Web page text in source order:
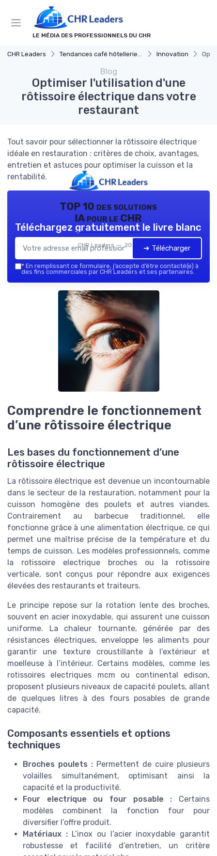
LE MÉDIA DES PROFESSIONNELS DU CHR
CHR Leaders Tendances café hôtellerie et restauration Innovation
Blog
Optimiser l'utilisation d'une
rôtissoire électrique dans votre
restaurant
Tout savoir pour sélectionner la rôtissoire électrique
idéale en restauration : critères de choix, avantages,
entretien et astuces pour optimiser la cuisson et la
rentabilité.
TOP 10 des solutions
IA pour le CHR
CHR Leaders — 2026
Téléchargez gratuitement le livre blanc
➔ Télécharger
* En remplissant ce formulaire, j’accepte d’être contacté(e) à
des fins commerciales par CHR Leaders et ses partenaires.
Comprendre le fonctionnement
d’une rôtissoire électrique
Les bases du fonctionnement d’une
rôtissoire électrique
La rôtissoire électrique est devenue un incontournable
dans le secteur de la restauration, notamment pour la
cuisson homogène des poulets et autres viandes.
Contrairement au barbecue traditionnel, elle
fonctionne grâce à une alimentation électrique, ce qui
permet une maîtrise précise de la température et du
temps de cuisson. Les modèles professionnels, comme
la rotissoire electrique broches ou la rotissoire
verticale, sont conçus pour répondre aux exigences
élevées des restaurants et traiteurs.
Le principe repose sur la rotation lente des broches,
souvent en acier inoxydable, qui assurent une cuisson
uniforme. La chaleur tournante, générée par des
résistances électriques, enveloppe les aliments pour
garantir une texture croustillante à l’extérieur et
moelleuse à l’intérieur. Certains modèles, comme les
rotissoires electriques mcm ou continental edison,
proposent plusieurs niveaux de capacité poulets, allant
de quelques litres à des fours posables de grande
capacité.
Composants essentiels et options
techniques
Broches poulets : Permettent de cuire plusieurs
volailles simultanément, optimisant ainsi la
capacité et la productivité.
Four electrique ou four posable : Certains
modèles combinent la fonction four pour
diversifier l’offre produit.
Matériaux :L’inox ou l’acier inoxydable garantit
robustesse et facilité d’entretien, un critère
Panneau de gestion des cookies